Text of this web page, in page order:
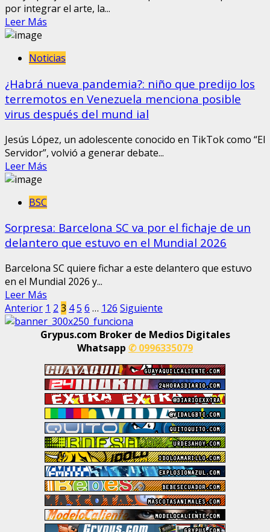
por integrar el arte, la...
Leer Más
Noticias
¿Habrá nueva pandemia?: niño que predijo los
terremotos en Venezuela menciona posible
virus después del mund ial
Jesús López, un adolescente conocido en TikTok como “El
Servidor”, volvió a generar debate...
Leer Más
BSC
Sorpresa: Barcelona SC va por el fichaje de un
delantero que estuvo en el Mundial 2026
Barcelona SC quiere fichar a este delantero que estuvo
en el Mundial 2026 y...
Leer Más
Paginación
de
Anterior 1 2 3 45 6 … 126 Siguiente
Grypus.com Broker de Medios Digitales
Whatsapp ✆ 0996335079